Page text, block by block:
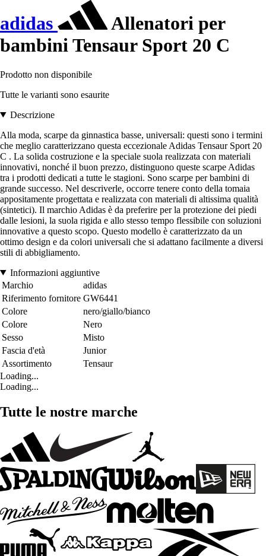
adidas
Allenatori per
bambini Tensaur Sport 20 C
Prodotto non disponibile
Tutte le varianti sono esaurite
Descrizione
Alla moda, scarpe da ginnastica basse, universali: questi sono i termini
che meglio caratterizzano questa eccezionale Adidas Tensaur Sport 20
C . La solida costruzione e la speciale suola realizzata con materiali
innovativi, nonché il buon prezzo, distinguono queste scarpe Adidas
tra i prodotti dedicati a tutte le stagioni. Sono scarpe per bambini di
grande successo. Nel descriverle, occorre tenere conto della tomaia
appositamente progettata e realizzata con materiali di altissima qualità
(sintetici). Il marchio Adidas è da preferire per la protezione dei piedi
dalle lesioni, la suola rigida e allo stesso tempo flessibile con soluzioni
innovative a questo scopo. Questo modello è caratterizzato da un
ottimo design e da colori universali che si adattano facilmente a diversi
stili di abbigliamento.
Informazioni aggiuntive
Marchio
adidas
Riferimento fornitore GW6441
Colore
nero/giallo/bianco
Colore
Nero
Sesso
Misto
Fascia d'età
Junior
Assortimento
Tensaur
Loading...
Loading...
Tutte le nostre marche